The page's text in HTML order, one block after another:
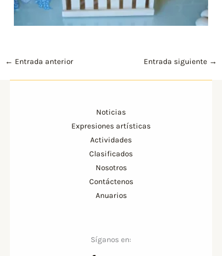
← Entrada anterior Entrada siguiente →
Noticias
Expresiones artísticas
Actividades
Clasificados
Nosotros
Contáctenos
Anuarios
Síganos en: